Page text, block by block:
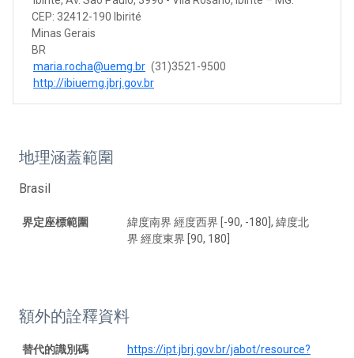
CEP: 32412-190 Ibirité
Minas Gerais
BR
maria.rocha@uemg.br (31)3521-9500
http://ibiuemg.jbrj.gov.br
地理涵蓋範圍
Brasil
界定座標範圍
緯度南界 經度西界 [-90, -180], 緯度北
界 經度東界 [90, 180]
額外的詮釋資料
替代的識別碼
https://ipt.jbrj.gov.br/jabot/resource?